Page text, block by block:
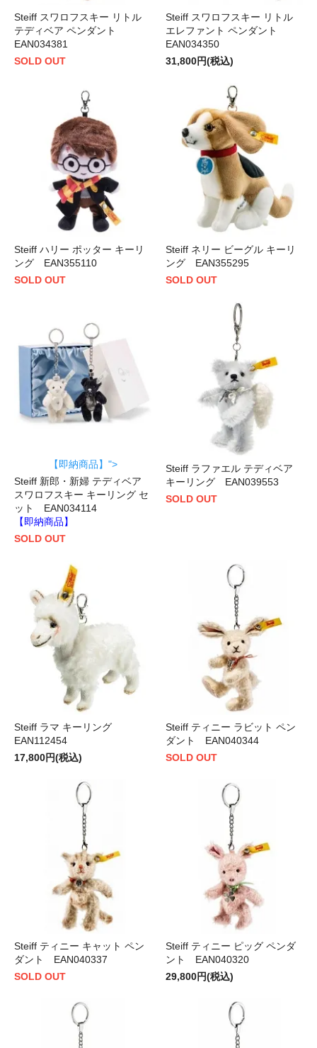
Steiff スワロフスキー リトル
テディベア ペンダント
EAN034381
SOLD OUT
Steiff スワロフスキー リトル
エレファント ペンダント
EAN034350
31,800円(税込)
Steiff ハリー ポッター キーリ
ング EAN355110
SOLD OUT
Steiff ネリー ビーグル キーリ
ング EAN355295
SOLD OUT
【即納商品】">
Steiff 新郎・新婦 テディベア
スワロフスキー キーリング セ
ット EAN034114
【即納商品】
SOLD OUT
Steiff ラファエル テディベア
キーリング EAN039553
SOLD OUT
Steiff ラマ キーリング
EAN112454
17,800円(税込)
Steiff ティニー ラビット ペン
ダント EAN040344
SOLD OUT
Steiff ティニー キャット ペン
ダント EAN040337
SOLD OUT
Steiff ティニー ピッグ ペンダ
ント EAN040320
29,800円(税込)